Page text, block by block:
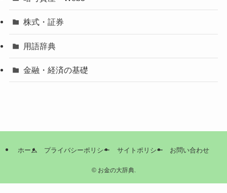
株式・証券
用語辞典
金融・経済の基礎
ホーム プライバシーポリシー サイトポリシー お問い合わせ
©お金の大辞典.